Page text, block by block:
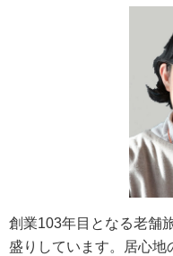
創業103年目となる老舗
盛りしています。居心